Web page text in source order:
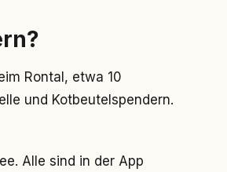
Rontal, etwa 10
und Kotbeutelspendern.
Alle sind in der App